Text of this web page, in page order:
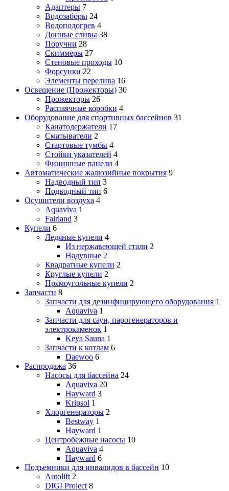
Адаптеры 7
Водозаборы 24
Водоподогрев 4
Донные сливы 38
Поручни 28
Скиммеры 27
Стеновые проходы 10
Форсунки 22
Элементы перелива 16
Освещение (Прожекторы) 30
Прожекторы 26
Распаячные коробки 4
Оборудование для спортивных бассейнов 31
Канатодержатели 17
Сматыватели 2
Стартовые тумбы 4
Стойки указателей 4
Финишные панели 4
Автоматические жалюзийные покрытия 9
Надводный тип 3
Подводный тип 6
Осушители воздуха 4
Aquaviva 1
Fairland 3
Купели 6
Ледяные купели 4
Из нержавеющей стали 2
Надувные 2
Квадратные купели 2
Круглые купели 2
Прямоугольные купели 2
Запчасти 8
Запчасти для дезинфицирующего оборудования 1
Aquaviva 1
Запчасти для саун, парогенераторов и
электрокаменок 1
Keya Sauna 1
Запчасти к котлам 6
Daewoo 6
Распродажа 36
Насосы для бассейна 24
Aquaviva 20
Hayward 3
Kripsol 1
Хлоргенераторы 2
Bestway 1
Hayward 1
Центробежные насосы 10
Aquaviva 4
Hayward 6
Подъемники для инвалидов в бассейн 10
Autolift 2
DIGI Project 8